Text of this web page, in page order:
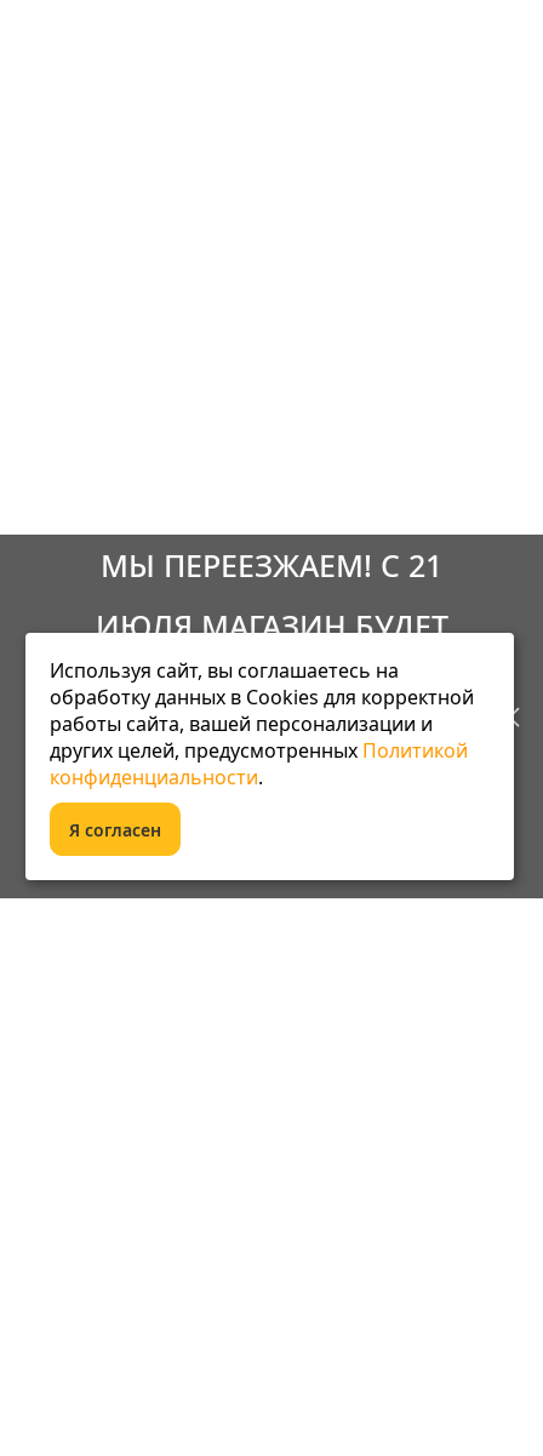
МЫ ПЕРЕЕЗЖАЕМ! С 21
ИЮЛЯ МАГАЗИН БУДЕТ
РАБОТАТЬ ПО НОВОМУ
АДРЕСУ. ПОДРОБНАЯ
ИНФОРМАЦИЯ О ПЕРЕЕЗДЕ
Информация
Оплата
Сервис
Доставка
Используя сайт, вы соглашаетесь на
обработку данных в Cookies для корректной
работы сайта, вашей персонализации и
других целей, предусмотренных Политикой
конфиденциальности.
Я согласен